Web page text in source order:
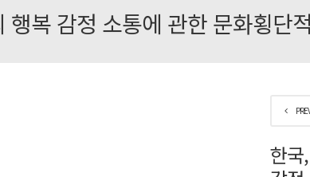
행복 감정 소통에 관한 문화횡단
한국